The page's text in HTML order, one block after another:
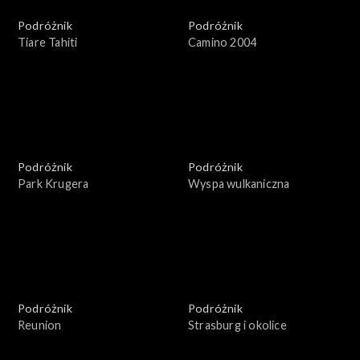
Podróżnik
Tiare Tahiti
Podróżnik
Camino 2004
Podróżnik
Park Krugera
Podróżnik
Wyspa wulkaniczna
Podróżnik
Reunion
Podróżnik
Strasburg i okolice